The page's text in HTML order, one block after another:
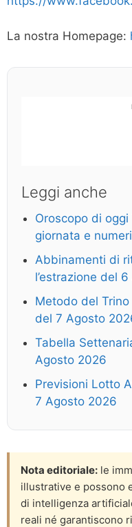
La nostra Homepage:
Leggi anche
Oroscopo di
giornata e numeri
Abbinamenti di
l’estrazione del
Metodo del Trino
del 7 Agosto
Tabella
Agosto 2026
Previsioni Lotto
7 Agosto 2026
Nota editoriale: le
illustrative e possono
di intelligenza
reali né garantiscono